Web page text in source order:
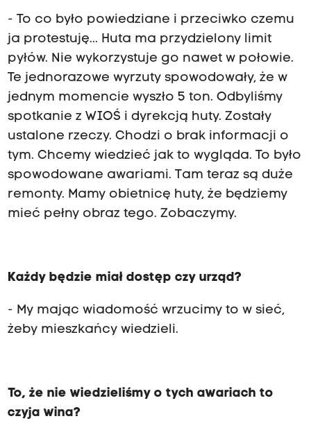
- To co było powiedziane i przeciwko czemu
ja protestuję... Huta ma przydzielony limit
pyłów. Nie wykorzystuje go nawet w połowie.
Te jednorazowe wyrzuty spowodowały, że w
jednym momencie wyszło 5 ton. Odbyliśmy
spotkanie z WIOŚ i dyrekcją huty. Zostały
ustalone rzeczy. Chodzi o brak informacji o
tym. Chcemy wiedzieć jak to wygląda. To było
spowodowane awariami. Tam teraz są duże
remonty. Mamy obietnicę huty, że będziemy
mieć pełny obraz tego. Zobaczymy.
Każdy będzie miał dostęp czy urząd?
- My mając wiadomość wrzucimy to w sieć,
żeby mieszkańcy wiedzieli.
To, że nie wiedzieliśmy o tych awariach to
czyja wina?